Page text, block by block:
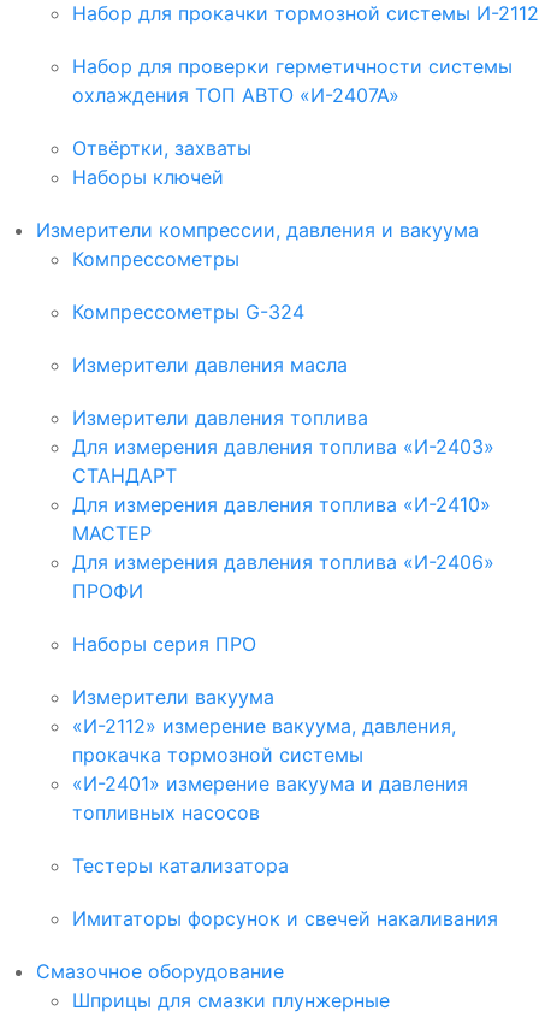
Набор для прокачки тормозной системы И-2112
Набор для проверки герметичности системы
охлаждения ТОП АВТО «И-2407А»
Отвёртки, захваты
Наборы ключей
Измерители компрессии, давления и вакуума
Компрессометры
Компрессометры G-324
Измерители давления масла
Измерители давления топлива
Для измерения давления топлива «И-2403»
СТАНДАРТ
Для измерения давления топлива «И-2410»
МАСТЕР
Для измерения давления топлива «И-2406»
ПРОФИ
Наборы серия ПРО
Измерители вакуума
«И-2112» измерение вакуума, давления,
прокачка тормозной системы
«И-2401» измерение вакуума и давления
топливных насосов
Тестеры катализатора
Имитаторы форсунок и свечей накаливания
Смазочное оборудование
Шприцы для смазки плунжерные